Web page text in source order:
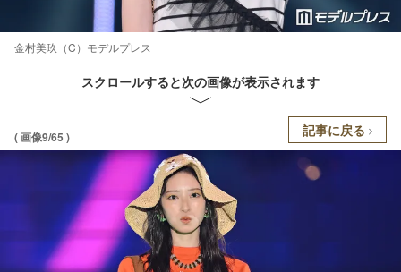
金村美玖（C）モデルプレス
スクロールすると次の画像が表示されます
( 画像9/65 ) 記事に戻る